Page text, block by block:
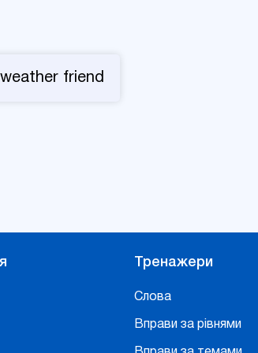
friend
Тренажери
Слова
Вправи за рівнями